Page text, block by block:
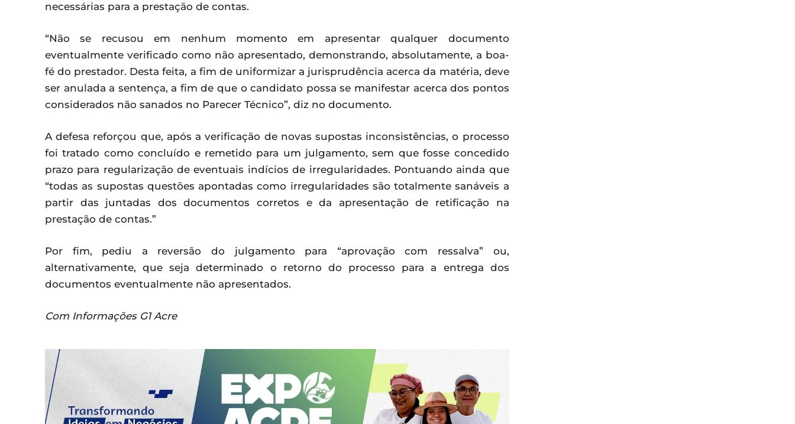
necessárias para a prestação de contas.
“Não se recusou em nenhum momento em apresentar qualquer documento
eventualmente verificado como não apresentado, demonstrando, absolutamente, a boa-
fé do prestador. Desta feita, a fim de uniformizar a jurisprudência acerca da matéria, deve
ser anulada a sentença, a fim de que o candidato possa se manifestar acerca dos pontos
considerados não sanados no Parecer Técnico”, diz no documento.
A defesa reforçou que, após a verificação de novas supostas inconsistências, o processo
foi tratado como concluído e remetido para um julgamento, sem que fosse concedido
prazo para regularização de eventuais indícios de irregularidades. Pontuando ainda que
“todas as supostas questões apontadas como irregularidades são totalmente sanáveis a
partir das juntadas dos documentos corretos e da apresentação de retificação na
prestação de contas.”
Por fim, pediu a reversão do julgamento para “aprovação com ressalva” ou,
alternativamente, que seja determinado o retorno do processo para a entrega dos
documentos eventualmente não apresentados.
Com Informações G1 Acre